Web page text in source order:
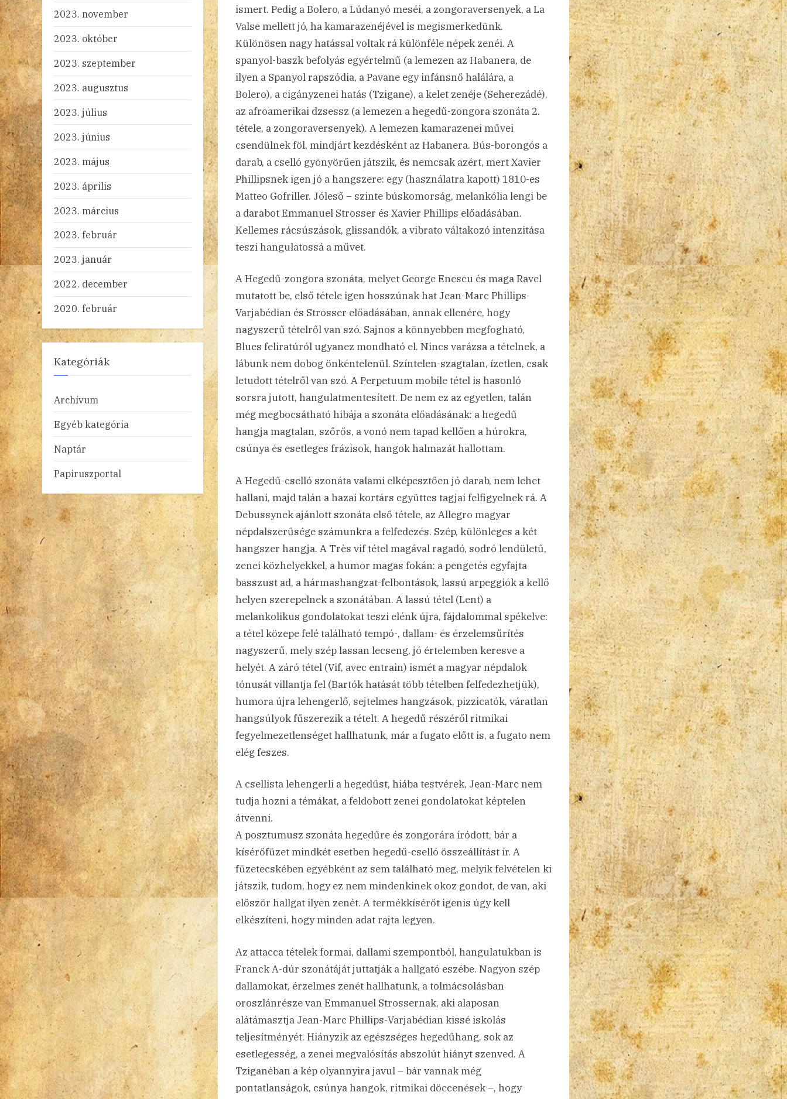
ismert. Pedig a Bolero, a Lúdanyó meséi, a zongoraversenyek, a La
Valse mellett jó, ha kamarazenéjével is megismerkedünk.
Különösen nagy hatással voltak rá különféle népek zenéi. A
spanyol-baszk befolyás egyértelmű (a lemezen az Habanera, de
ilyen a Spanyol rapszódia, a Pavane egy infánsnő halálára, a
Bolero), a cigányzenei hatás (Tzigane), a kelet zenéje (Seherezádé),
az afroamerikai dzsessz (a lemezen a hegedű-zongora szonáta 2.
tétele, a zongoraversenyek). A lemezen kamarazenei művei
csendülnek föl, mindjárt kezdésként az Habanera. Bús-borongós a
darab, a cselló gyönyörűen játszik, és nemcsak azért, mert Xavier
Phillipsnek igen jó a hangszere: egy (használatra kapott) 1810-es
Matteo Gofriller. Jóleső – szinte búskomorság, melankólia lengi be
a darabot Emmanuel Strosser és Xavier Phillips előadásában.
Kellemes rácsúszások, glissandók, a vibrato váltakozó intenzitása
teszi hangulatossá a művet.
A Hegedű-zongora szonáta, melyet George Enescu és maga Ravel
mutatott be, első tétele igen hosszúnak hat Jean-Marc Phillips-
Varjabédian és Strosser előadásában, annak ellenére, hogy
nagyszerű tételről van szó. Sajnos a könnyebben megfogható,
Blues feliratúról ugyanez mondható el. Nincs varázsa a tételnek, a
lábunk nem dobog önkéntelenül. Színtelen-szagtalan, ízetlen, csak
letudott tételről van szó. A Perpetuum mobile tétel is hasonló
sorsra jutott, hangulatmentesített. De nem ez az egyetlen, talán
még megbocsátható hibája a szonáta előadásának: a hegedű
hangja magtalan, szőrős, a vonó nem tapad kellően a húrokra,
csúnya és esetleges frázisok, hangok halmazát hallottam.
A Hegedű-cselló szonáta valami elképesztően jó darab, nem lehet
hallani, majd talán a hazai kortárs együttes tagjai felfigyelnek rá. A
Debussynek ajánlott szonáta első tétele, az Allegro magyar
népdalszerűsége számunkra a felfedezés. Szép, különleges a két
hangszer hangja. A Très vif tétel magával ragadó, sodró lendületű,
zenei közhelyekkel, a humor magas fokán: a pengetés egyfajta
basszust ad, a hármashangzat-felbontások, lassú arpeggiók a kellő
helyen szerepelnek a szonátában. A lassú tétel (Lent) a
melankolikus gondolatokat teszi elénk újra, fájdalommal spékelve:
a tétel közepe felé található tempó-, dallam- és érzelemsűrítés
nagyszerű, mely szép lassan lecseng, jó értelemben keresve a
helyét. A záró tétel (Vif, avec entrain) ismét a magyar népdalok
tónusát villantja fel (Bartók hatását több tételben felfedezhetjük),
humora újra lehengerlő, sejtelmes hangzások, pizzicatók, váratlan
hangsúlyok fűszerezik a tételt. A hegedű részéről ritmikai
fegyelmezetlenséget hallhatunk, már a fugato előtt is, a fugato nem
elég feszes.
A csellista lehengerli a hegedűst, hiába testvérek, Jean-Marc nem
tudja hozni a témákat, a feldobott zenei gondolatokat képtelen
átvenni.
A posztumusz szonáta hegedűre és zongorára íródott, bár a
kísérőfüzet mindkét esetben hegedű-cselló összeállítást ír. A
füzetecskében egyébként az sem található meg, melyik felvételen ki
játszik, tudom, hogy ez nem mindenkinek okoz gondot, de van, aki
először hallgat ilyen zenét. A termékkísérőt igenis úgy kell
elkészíteni, hogy minden adat rajta legyen.
Az attacca tételek formai, dallami szempontból, hangulatukban is
Franck A-dúr szonátáját juttatják a hallgató eszébe. Nagyon szép
dallamokat, érzelmes zenét hallhatunk, a tolmácsolásban
oroszlánrésze van Emmanuel Strossernak, aki alaposan
alátámasztja Jean-Marc Phillips-Varjabédian kissé iskolás
teljesítményét. Hiányzik az egészséges hegedűhang, sok az
esetlegesség, a zenei megvalósítás abszolút hiányt szenved. A
Tziganéban a kép olyannyira javul – bár vannak még
pontatlanságok, csúnya hangok, ritmikai döccenések –, hogy
2023. november
2023. október
2023. szeptember
2023. augusztus
2023. július
2023. június
2023. május
2023. április
2023. március
2023. február
2023. január
2022. december
2020. február
Kategóriák
Archívum
Egyéb kategória
Naptár
Papiruszportal